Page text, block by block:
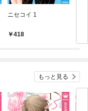
ニセコイ 1
418
もっと見る